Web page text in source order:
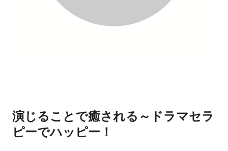
演じることで癒される～ドラマセラ
ピーでハッピー！